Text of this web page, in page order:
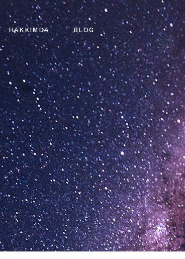
HAKKIMDA BLOG